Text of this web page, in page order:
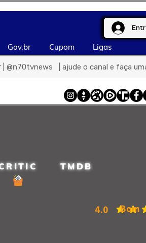
Gov.br Cupom Ligas
@n70tvnews   | ajude o canal e faça
4.0
Bom
TMDB